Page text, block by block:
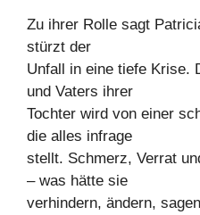
Zu ihrer Rolle sagt
stürzt der
Unfall in eine tiefe Krise.
und Vaters ihrer
Tochter wird von einer
die alles infrage
stellt. Schmerz, Verrat
– was hätte sie
verhindern, ändern,